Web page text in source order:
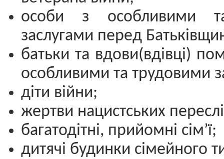
особи з особливими
заслугами перед
батьки та вдови(вдівці)
особливими та трудовими
діти війни;
жертви нацистських
багатодітні, прийомні сім’ї;
дитячі будинки сімейного